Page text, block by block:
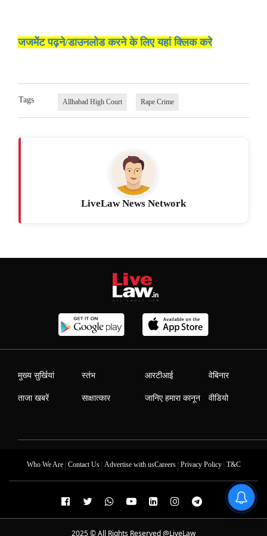
जजमेंट पढ़ने/डाउनलोड करने के लिए यहां क्लिक करे
Tags Allhabad High Court Rape Crime
LiveLaw News Network
मुख्य सुर्खियां
ताजा खबरें
स्तंभ
साक्षात्कार
आरटीआई
जानिए हमारा कानून
वेबिनार
वीडियो
Who We Are| Contact Us| Advertise with usCareers| Privacy Policy| T&C
2025 © All Rights Reserved @LiveLaw